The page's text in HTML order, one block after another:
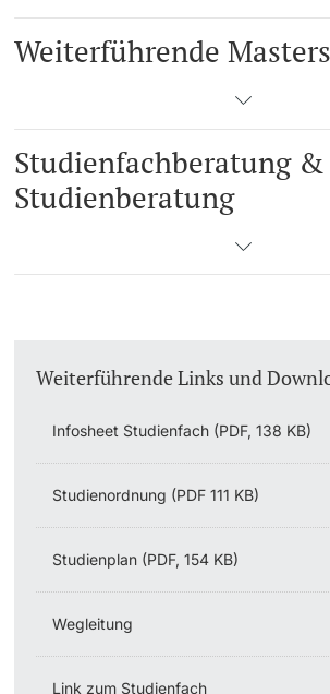
Weiterführende
Studienfachberatung &
Studienberatung
Weiterführende Links und
Infosheet Studienfach (PDF, 138 KB)
Studienordnung (PDF 111 KB)
Studienplan (PDF, 154 KB)
Wegleitung
Link zum Studienfach